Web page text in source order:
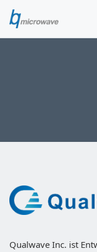
Qualwave Inc. ist